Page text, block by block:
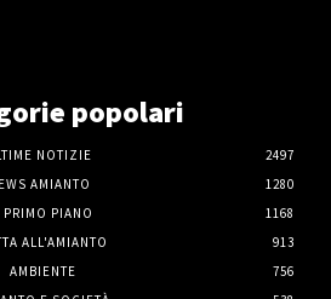
popolari
NOTIZIE
2497
AMIANTO
1280
PRIMO PIANO
1168
ALL'AMIANTO
913
AMBIENTE
756